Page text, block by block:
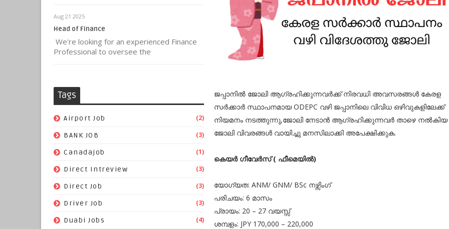
Aug 21 2025
Head of Finance
We're looking for an experienced Finance
Professional to oversee the
Tags
Airport Job (2)
BANK JOB (3)
Canadajob (1)
Direct Intreview (3)
Direct Job (3)
Driver Job (3)
Duabi Jobs (4)
ജപ്പാനിൽ ജോലി ആഗ്രഹിക്കുന്നവർക്ക് നിരവധി അവസരങ്ങൾ കേരള
സർക്കാർ സ്ഥാപനമായ ODEPC വഴി ജപ്പാനിലെ വിവിധ ഒഴിവുകളിലേക്ക്
നിയമനം നടത്തുന്നു,ജോലി നേടാൻ ആഗ്രഹിക്കുന്നവർ താഴെ നൽകിയ
ജോലി വിവരങ്ങൾ വായിച്ചു മനസിലാക്കി അപേക്ഷിക്കുക.
കെയർ ഗീവേർസ് ( ഫീമെയിൽ)
യോഗ്യത: ANM/ GNM/ BSc നഴ്സിംഗ്
പരിചയം: 6 മാസം
പ്രായം: 20 – 27 വയസ്സ്
ശമ്പളം: JPY 170,000 – 220,000